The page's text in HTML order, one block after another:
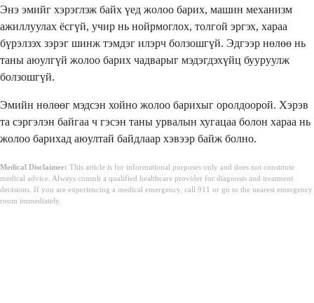
Энэ эмийг хэрэглэж байх үед жолоо барих, машин механизм
ажиллуулах ёсгүй, учир нь нойрмоглох, толгой эргэх, хараа
бүрэлзэх зэрэг шинж тэмдэг илэрч болзошгүй. Эдгээр нөлөө нь
таны аюулгүй жолоо барих чадварыг мэдэгдэхүйц бууруулж
болзошгүй.
Эмийн нөлөөг мэдсэн хойно жолоо барихыг оролдоорой. Хэрэв
та сэргэлэн байгаа ч гэсэн таны урвалын хугацаа болон хараа нь
жолоо барихад аюултай байдлаар хэвээр байж болно.
Medical Disclaimer: This article is for informational purposes only and does not constitute
medical advice. Always consult a qualified healthcare provider for diagnosis and treatment
decisions. If you are experiencing a medical emergency, call 911 or go to the nearest emergency
room immediately.